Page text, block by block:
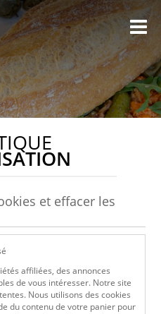
et effacer les
affiliées, des annonces
de vous intéresser. Notre site
Nous utilisons des cookies
du contenu de votre panier pour